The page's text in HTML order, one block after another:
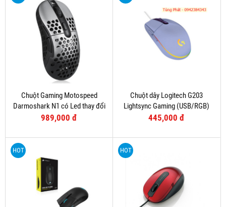
Chuột Gaming Motospeed
Darmoshark N1 có Led thay đổi
theo DPI
989,000 đ
Chuột dây Logitech G203
Lightsync Gaming (USB/RGB)
Tím
445,000 đ
HOT HOT